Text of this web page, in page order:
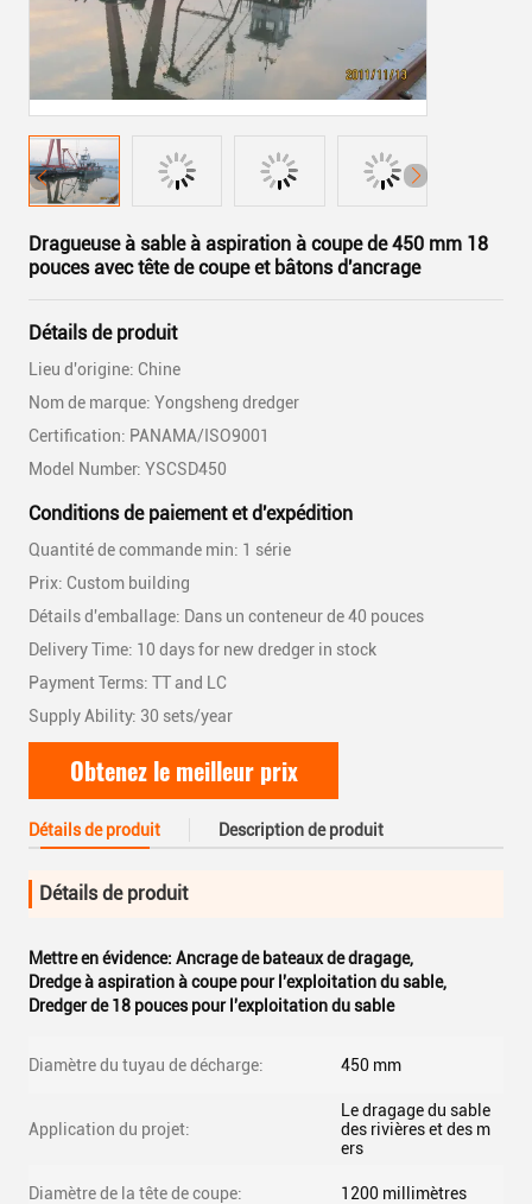
Dragueuse à sable à aspiration à coupe de 450 mm 18
pouces avec tête de coupe et bâtons d'ancrage
Détails de produit
Lieu d'origine: Chine
Nom de marque: Yongsheng dredger
Certification: PANAMA/ISO9001
Model Number: YSCSD450
Conditions de paiement et d'expédition
Quantité de commande min: 1 série
Prix: Custom building
Détails d'emballage: Dans un conteneur de 40 pouces
Delivery Time: 10 days for new dredger in stock
Payment Terms: TT and LC
Supply Ability: 30 sets/year
Obtenez le meilleur prix
Détails de produit Description de produit
Détails de produit
Mettre en évidence: Ancrage de bateaux de dragage,
Dredge à aspiration à coupe pour l'exploitation du sable,
Dredger de 18 pouces pour l'exploitation du sable
Diamètre du tuyau de décharge: 450 mm
Application du projet:
Le dragage du sable
des rivières et des m
ers
Diamètre de la tête de coupe: 1200 millimètres